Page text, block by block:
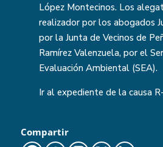
López Montecinos. Los
realizador por los abogados
por la Junta de Vecinos de
Ramírez Valenzuela, por el
Evaluación Ambiental (SEA).
Ir al expediente de la causa
Compartir